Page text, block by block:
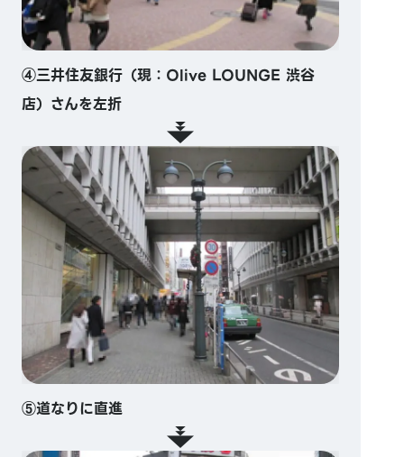
④三井住友銀行（現：Olive LOUNGE 渋谷
店）さんを左折
⑤道なりに直進